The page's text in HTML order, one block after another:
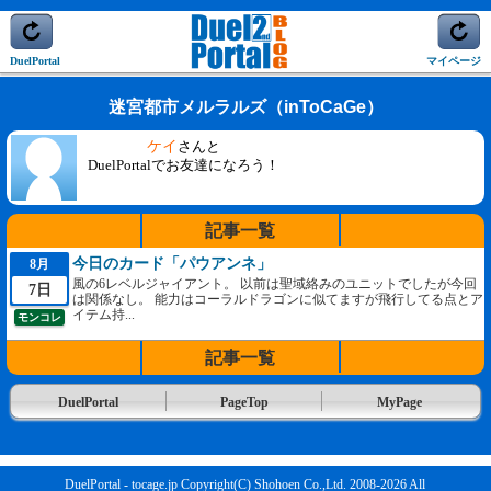
DuelPortal マイページ
迷宮都市メルラルズ（inToCaGe）
ケイ さんと
DuelPortalでお友達になろう！
記事一覧
8月
7日
モンコレ
今日のカード「パウアンネ」
風の6レベルジャイアント。 以前は聖域絡みのユニットでしたが今回
は関係なし。 能力はコーラルドラゴンに似てますが飛行してる点とア
イテム持...
記事一覧
DuelPortal PageTop MyPage
DuelPortal - tocage.jp Copyright(C) Shohoen Co.,Ltd. 2008-2026 All